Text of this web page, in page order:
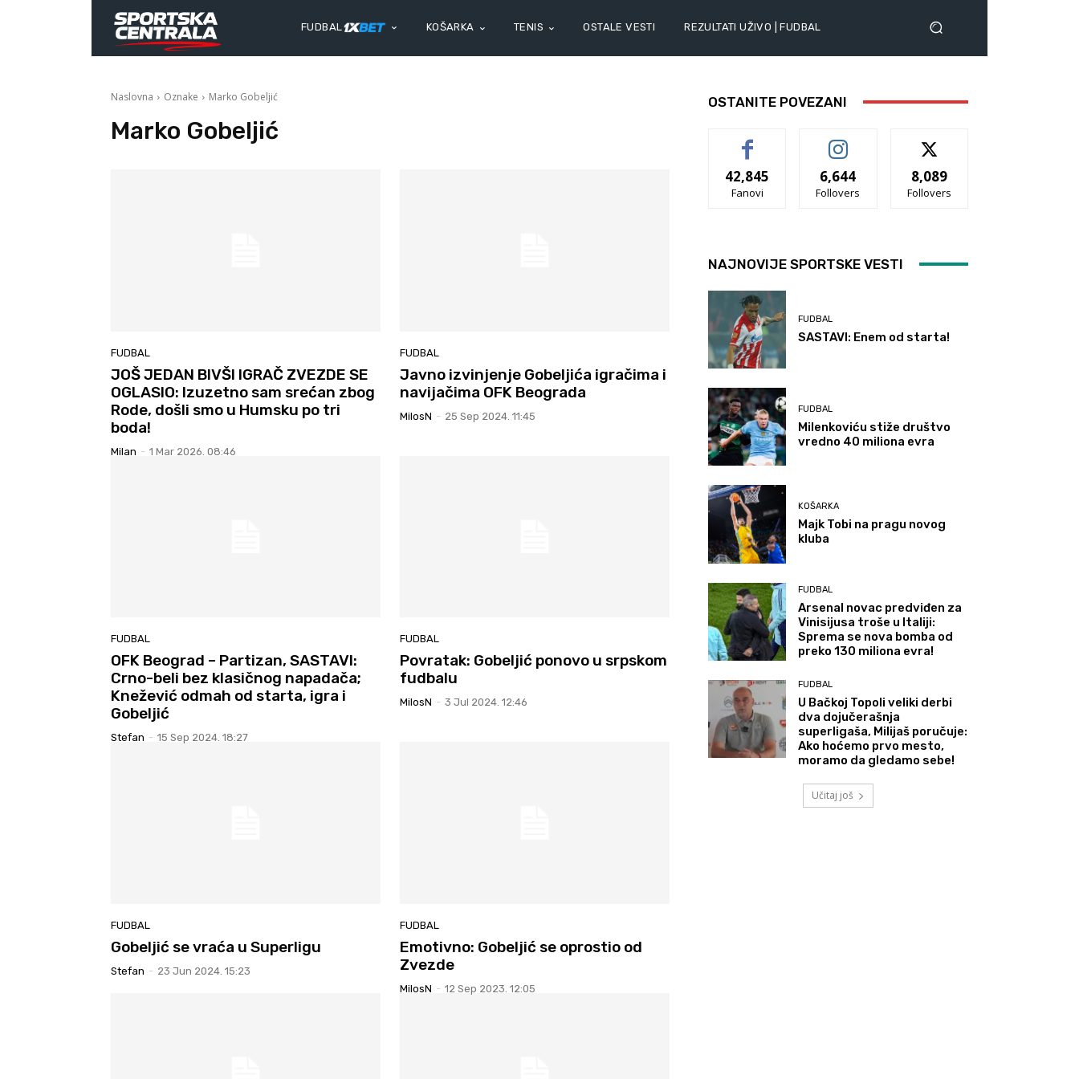
FUDBAL KOŠARKA TENIS OSTALE VESTI REZULTATI UŽIVO | FUDBAL
Naslovna Oznake Marko Gobeljić
Marko Gobeljić
FUDBAL
JOŠ JEDAN BIVŠI IGRAČ ZVEZDE SE
OGLASIO: Izuzetno sam srećan zbog
Rode, došli smo u Humsku po tri
boda!
Milan - 1 Mar 2026. 08:46
FUDBAL
Javno izvinjenje Gobeljića igračima i
navijačima OFK Beograda
MilosN - 25 Sep 2024. 11:45
FUDBAL
OFK Beograd – Partizan, SASTAVI:
Crno-beli bez klasičnog napadača;
Knežević odmah od starta, igra i
Gobeljić
Stefan - 15 Sep 2024. 18:27
FUDBAL
Povratak: Gobeljić ponovo u srpskom
fudbalu
MilosN - 3 Jul 2024. 12:46
FUDBAL
Gobeljić se vraća u Superligu
Stefan - 23 Jun 2024. 15:23
FUDBAL
Emotivno: Gobeljić se oprostio od
Zvezde
MilosN - 12 Sep 2023. 12:05
OSTANITE POVEZANI
42,845
Fanovi
6,644
Follovers
8,089
Follovers
NAJNOVIJE SPORTSKE VESTI
FUDBAL
SASTAVI: Enem od starta!
FUDBAL
Milenkoviću stiže društvo
vredno 40 miliona evra
KOŠARKA
Majk Tobi na pragu novog
kluba
FUDBAL
Arsenal novac predviđen za
Vinisijusa troše u Italiji:
Sprema se nova bomba od
preko 130 miliona evra!
FUDBAL
U Bačkoj Topoli veliki derbi
dva dojučerašnja
superligaša, Milijaš poručuje:
Ako hoćemo prvo mesto,
moramo da gledamo sebe!
Učitaj još